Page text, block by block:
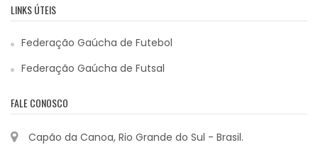
LINKS ÚTEIS
Federação Gaúcha de Futebol
Federação Gaúcha de Futsal
FALE CONOSCO
Capão da Canoa, Rio Grande do Sul - Brasil.